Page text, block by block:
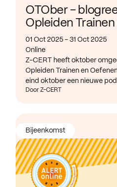
OTOber -
Opleiden
01 Oct 2025 - 31 Oct 2025
Online
Z-CERT heeft oktober
Opleiden Trainen en
eind oktober een nieuwe
Door Z-CERT
Bijeenkomst